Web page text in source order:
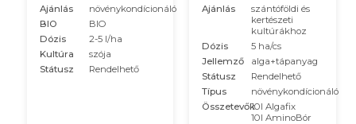
Ajánlás
növénykondícionáló
BIO
BIO
Dózis
2-5 l/ha
Kultúra
szója
Státusz
Rendelhető
Ajánlás
szántóföldi és
kertészeti
kultúrákhoz
Dózis
5 ha/cs
Jellemző
alga+tápanyag
Státusz
Rendelhető
Típus
növénykondícionáló
Összetevők10l Algafix
10l AminoBór